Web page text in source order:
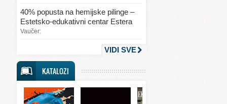
Svet mode
Svet sporta
Svet tehnike
40% popusta na hemijske pilinge –
Estetsko-edukativni centar Estera
Vaučer:
VIDI SVE
KATALOZI